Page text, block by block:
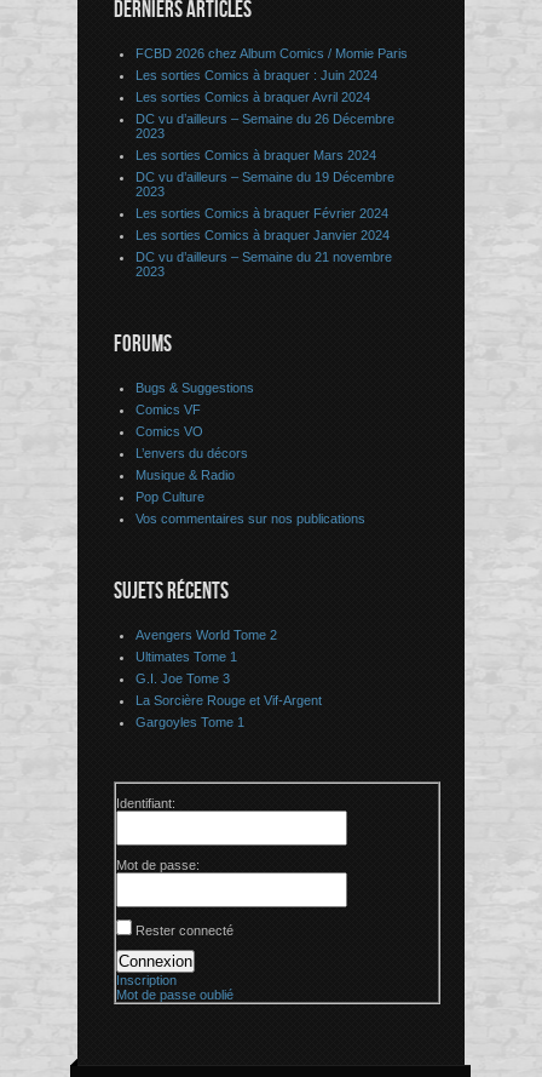
DERNIERS ARTICLES
FCBD 2026 chez Album Comics / Momie Paris
Les sorties Comics à braquer : Juin 2024
Les sorties Comics à braquer Avril 2024
DC vu d’ailleurs – Semaine du 26 Décembre
2023
Les sorties Comics à braquer Mars 2024
DC vu d’ailleurs – Semaine du 19 Décembre
2023
Les sorties Comics à braquer Février 2024
Les sorties Comics à braquer Janvier 2024
DC vu d’ailleurs – Semaine du 21 novembre
2023
FORUMS
Bugs & Suggestions
Comics VF
Comics VO
L’envers du décors
Musique & Radio
Pop Culture
Vos commentaires sur nos publications
SUJETS RÉCENTS
Avengers World Tome 2
Ultimates Tome 1
G.I. Joe Tome 3
La Sorcière Rouge et Vif-Argent
Gargoyles Tome 1
Identifiant:
Mot de passe:
Rester connecté
Connexion
Inscription
Mot de passe oublié